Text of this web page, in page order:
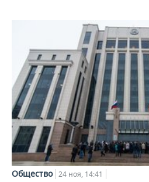
Общество 24 ноя, 14:41